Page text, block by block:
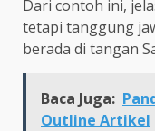
Dari contoh ini,
tetapi tanggung
berada di tangan
Baca Juga:
Outline Artikel